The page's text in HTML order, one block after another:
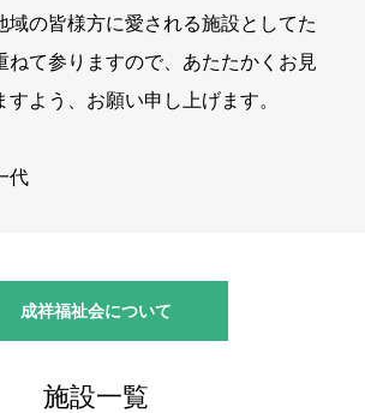
域の皆様方に愛される施設としてた
ねて参りますので、あたたかくお見
すよう、お願い申し上げます。
代
成祥福祉会について
施設一覧